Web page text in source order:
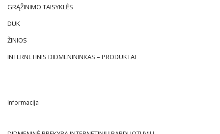
GRĄŽINIMO TAISYKLĖS
DUK
ŽINIOS
INTERNETINIS DIDMENININKAS – PRODUKTAI
Informacija